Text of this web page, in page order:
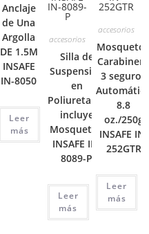
Anclaje
de Una
Argolla
DE 1.5M
INSAFE
IN-8050
Leer
más
accesorios
Silla de
Suspensión
en
Poliuretano,
incluye
Mosquetón
INSAFE IN-
8089-P
Leer
más
accesorios
3 seguros
8.8
oz./250g
INSAFE IN-
252GTR
Leer
más